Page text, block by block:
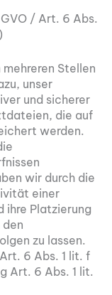
/ Art. 6 Abs.
Stellen
unser
und sicherer
die auf
werden.
wir durch die
einer
ihre Platzierung
zu lassen.
6 Abs. 1 lit. f
Art. 6 Abs. 1 lit.